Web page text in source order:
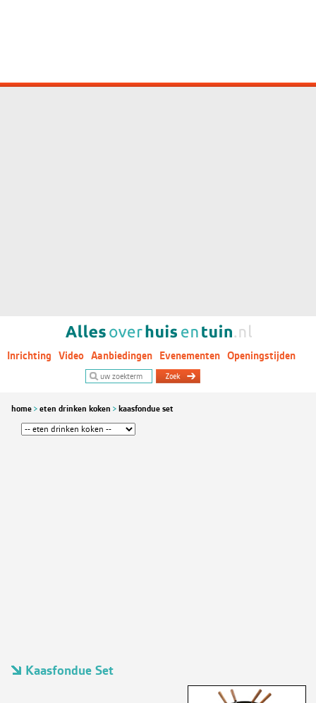
Inrichting Video Aanbiedingen Evenementen Openingstijden
home eten drinken koken kaasfondue set
Kaasfondue Set